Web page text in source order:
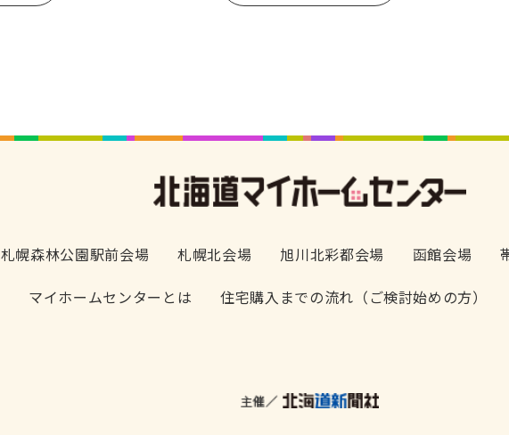
札幌森林公園駅前会場 札幌北会場 旭川北彩都会場 函館会場
マイホームセンターとは 住宅購入までの流れ（ご検討始めの方）